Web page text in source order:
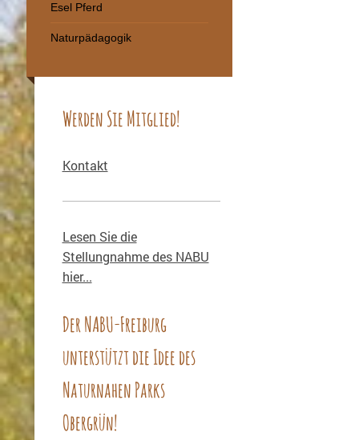
Esel Pferd
Naturpädagogik
Werden Sie Mitglied!
Kontakt
Lesen Sie die
Stellungnahme des NABU
hier...
Der NABU-Freiburg
unterstützt die Idee des
Naturnahen Parks
Obergrün!